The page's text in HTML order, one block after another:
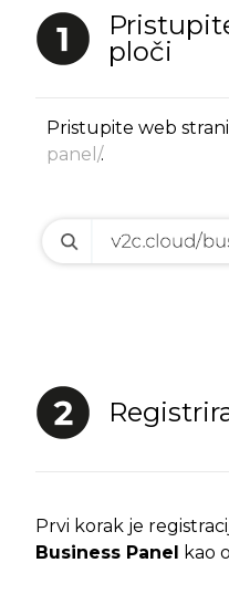
ploči
Pristupite web
panel/.
Prvi korak je
Business Panel
kao